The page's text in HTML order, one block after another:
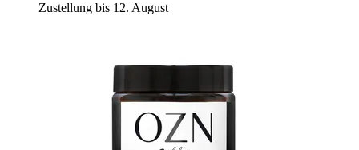
Zustellung bis 12. August